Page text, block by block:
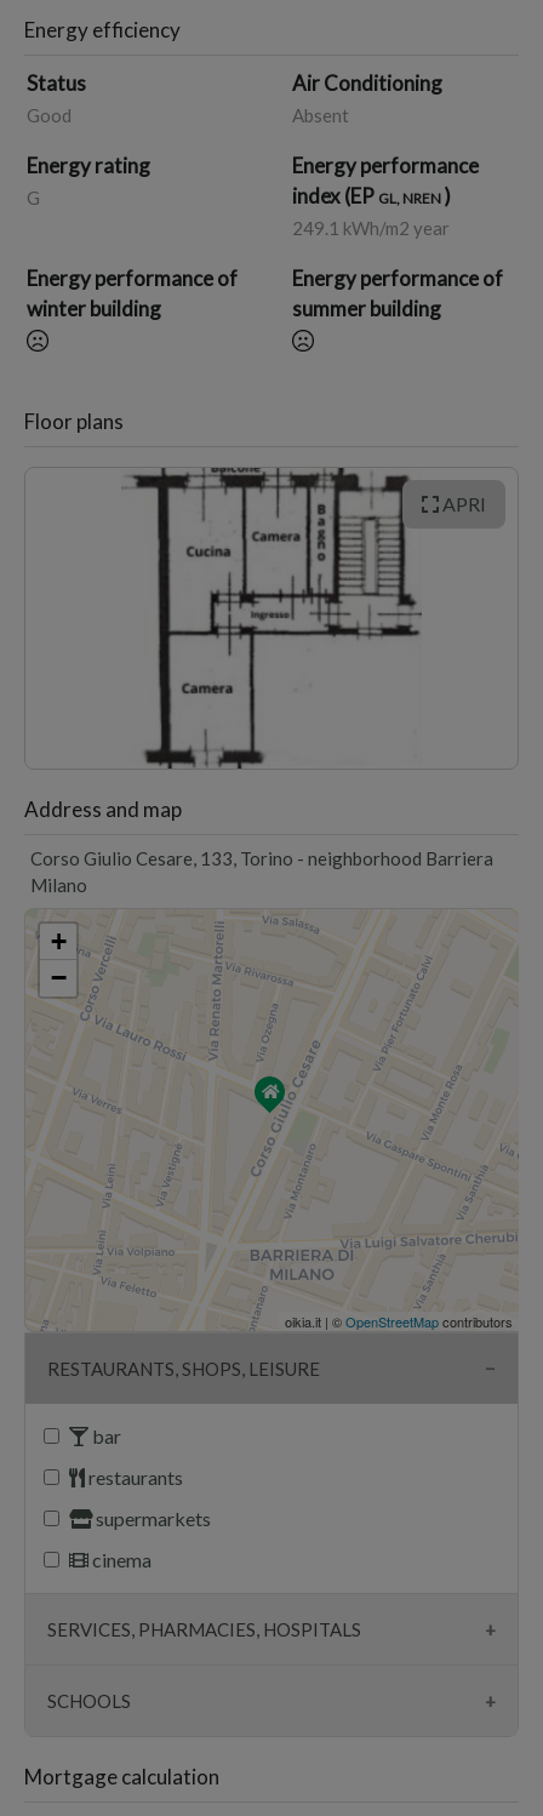
Energy efficiency
Status
Good
Air Conditioning
Absent
Energy rating
G
Energy performance
index (EP GL, NREN )
249.1 kWh/m2 year
Energy performance of
winter building
Energy performance of
summer building
Floor plans
APRI
Address and map
Corso Giulio Cesare, 133, Torino - neighborhood Barriera
Milano
+
−
oikia.it | ©OpenStreetMapcontributors
RESTAURANTS, SHOPS, LEISURE
bar
restaurants
supermarkets
cinema
SERVICES, PHARMACIES, HOSPITALS
pharmacies
hospitals
SCHOOLS
schools
Mortgage calculation